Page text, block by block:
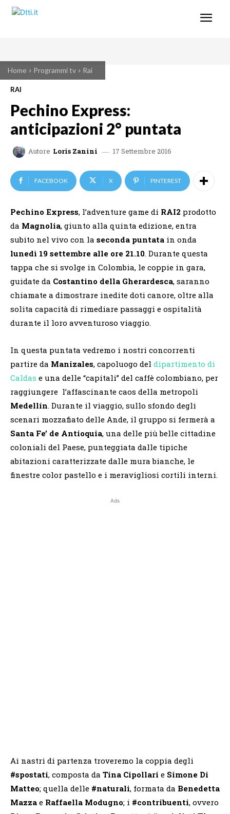
Home Programmi tv Rai
RAI
Pechino Express:
anticipazioni 2° puntata
Autore Loris Zanini 17 Settembre 2016
FACEBOOK X PINTEREST
Pechino Express, l’adventure game di RAI2 prodotto
da Magnolia, giunto alla quinta edizione, entra
subito nel vivo con la seconda puntata in onda
lunedì 19 settembre alle ore 21.10. Durante questa
tappa che si svolge in Colombia, le coppie in gara,
guidate da Costantino della Gherardesca, saranno
chiamate a dimostrare inedite doti canore, oltre alla
solita capacità di rimediare passaggi e ospitalità
durante il loro avventuroso viaggio.
In questa puntata vedremo i nostri concorrenti
partire da Manizales, capoluogo del dipartimento di
Caldas e una delle “capitali” del caffè colombiano, per
raggiungere l’affascinante caos della metropoli
Medellín. Durante il viaggio, sullo sfondo degli
scenari mozzafiato delle Ande, il gruppo si fermerà a
Santa Fe’ de Antioquia, una delle più belle cittadine
coloniali del Paese, punteggiata dalle tipiche
abitazioni caratterizzate dalle mura bianche, le
finestre color pastello e i meravigliosi cortili interni.
Ads
Ai nastri di partenza troveremo la coppia degli
#spostati, composta da Tina Cipollari e Simone Di
Matteo; quella delle #naturali, formata da Benedetta
Mazza e Raffaella Modugno; i #contribuenti, ovvero